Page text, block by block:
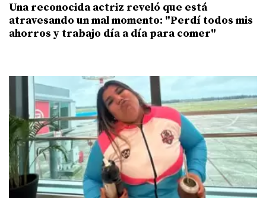
Una reconocida actriz reveló que está
atravesando un mal momento: "Perdí todos mis
ahorros y trabajo día a día para comer"